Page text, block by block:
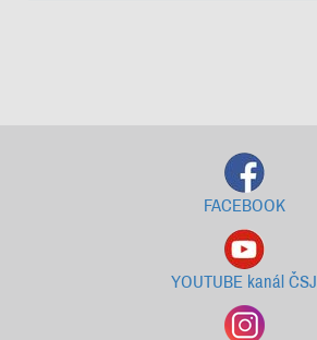
FACEBOOK
YOUTUBE kanál ČSJ